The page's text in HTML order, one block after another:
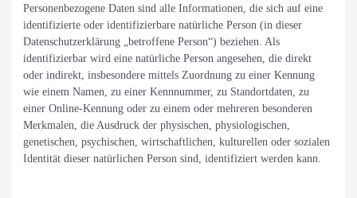
Personenbezogene Daten sind alle Informationen, die sich auf eine
identifizierte oder identifizierbare natürliche Person (in dieser
Datenschutzerklärung „betroffene Person“) beziehen. Als
identifizierbar wird eine natürliche Person angesehen, die direkt
oder indirekt, insbesondere mittels Zuordnung zu einer Kennung
wie einem Namen, zu einer Kennnummer, zu Standortdaten, zu
einer Online-Kennung oder zu einem oder mehreren besonderen
Merkmalen, die Ausdruck der physischen, physiologischen,
genetischen, psychischen, wirtschaftlichen, kulturellen oder sozialen
Identität dieser natürlichen Person sind, identifiziert werden kann.